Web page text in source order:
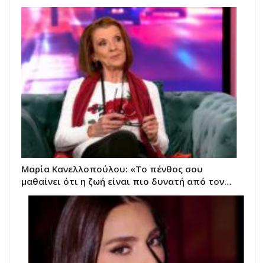
Μαρία Κανελλοπούλου: «Το πένθος σου
μαθαίνει ότι η ζωή είναι πιο δυνατή από τον…